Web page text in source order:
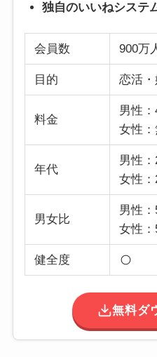
独自のいいねシステ
会員数 900万
目的 恋活
料金
男性：
女性
年代
男性
女性
男女比
男性：
女性：
健全度
無料ダ